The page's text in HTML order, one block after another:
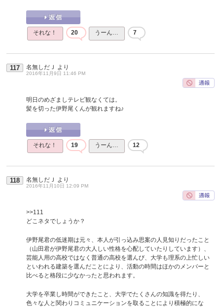
それな！ 20 うーん… 7
117 名無しだＪ より
2016年11月9日 11:46 PM
明日のめざましテレビ観なくては。
髪を切った伊野尾くんが観れますね♪
それな！ 19 うーん… 12
118 名無しだＪ より
2016年11月10日 12:09 PM
>>111
どこネタでしょうか？
伊野尾君の低迷期は元々、本人が引っ込み思案の人見知りだったこと
（山田君が伊野尾君の大人しい性格を心配していたりしています）、
芸能人用の高校ではなく普通の高校を選んび、大学も理系の上忙しい
といわれる建築を選んだことにより、活動の時間はほかのメンバーと
比べると格段に少なかったと思われます。
大学を卒業し時間ができたこと、大学でたくさんの知識を得たり、
色々な人と関わりコミュニケーションを取ることにより積極的にな